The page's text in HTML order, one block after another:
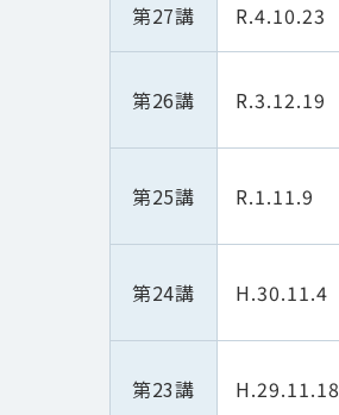
第27講 R.4.10.23
第26講 R.3.12.19
第25講 R.1.11.9
第24講 H.30.11.4
第23講 H.29.11.18